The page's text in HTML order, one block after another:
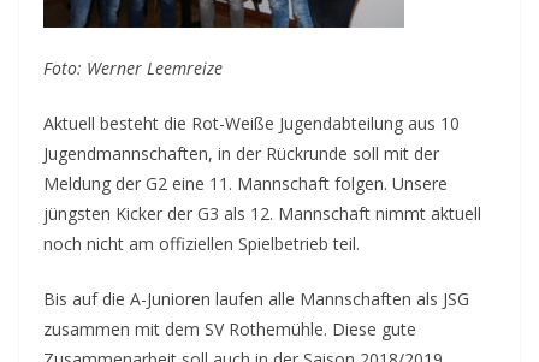
Foto: Werner Leemreize
Aktuell besteht die Rot-Weiße Jugendabteilung aus 10
Jugendmannschaften, in der Rückrunde soll mit der
Meldung der G2 eine 11. Mannschaft folgen. Unsere
jüngsten Kicker der G3 als 12. Mannschaft nimmt aktuell
noch nicht am offiziellen Spielbetrieb teil.
Bis auf die A-Junioren laufen alle Mannschaften als JSG
zusammen mit dem SV Rothemühle. Diese gute